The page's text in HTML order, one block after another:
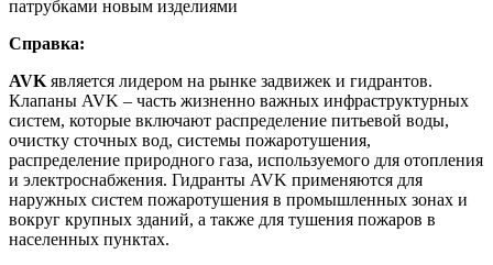
патрубками новым изделиями
Справка:
AVK является лидером на рынке задвижек и гидрантов.
Клапаны AVK ‒ часть жизненно важных инфраструктурных
систем, которые включают распределение питьевой воды,
очистку сточных вод, системы пожаротушения,
распределение природного газа, используемого для отопления
и электроснабжения. Гидранты AVK применяются для
наружных систем пожаротушения в промышленных зонах и
вокруг крупных зданий, а также для тушения пожаров в
населенных пунктах.